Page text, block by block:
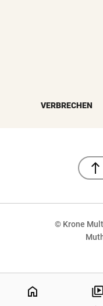
VERBRECHEN
north
© Krone
home
NaN%